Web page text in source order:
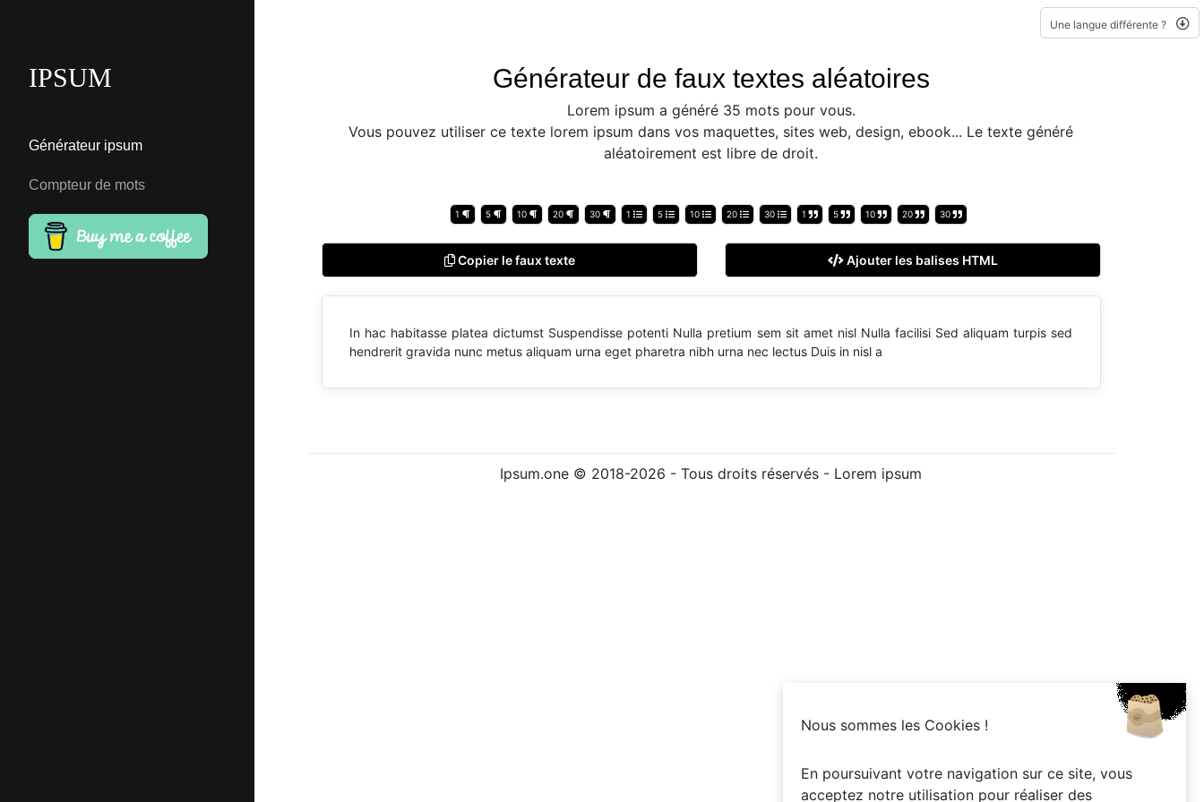
IPSUM
Générateur ipsum
Compteur de mots
Une langue différente ?
Générateur de faux textes aléatoires
Lorem ipsum a généré 35 mots pour vous.
Vous pouvez utiliser ce texte lorem ipsum dans vos maquettes, sites web, design, ebook... Le texte généré
aléatoirement est libre de droit.
1 5 10 20 30 1 5 10 20 30 1 5 10 20 30
Copier le faux texte Ajouter les balises HTML
In hac habitasse platea dictumst Suspendisse potenti Nulla pretium sem sit amet nisl Nulla facilisi Sed aliquam turpis sed
hendrerit gravida nunc metus aliquam urna eget pharetra nibh urna nec lectus Duis in nisl a
Ipsum.one © 2018-2026 - Tous droits réservés - Lorem ipsum
Nous sommes les Cookies !
En poursuivant votre navigation sur ce site, vous
acceptez notre utilisation pour réaliser des